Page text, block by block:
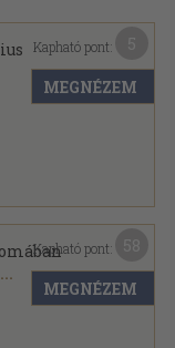
Kapható pont:
MEGNÉZEM
...
Kapható pont:
MEGNÉZEM